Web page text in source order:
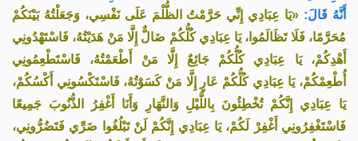
أَنَّهُ قَالَ: «يَا عِبَادِي إِنِّي حَرَّمْتُ الظُّلْمَ عَلَى نَفْسِي، وَجَعَلْتُهُ بَيْنَكُمْ
مُحَرَّمًا، فَلَا تَظَالَمُوا، يَا عِبَادِي كُلُّكُمْ ضَالٌّ إِلَّا مَنْ هَدَيْتُهُ، فَاسْتَهْدُونِي
أَهْدِكُمْ، يَا عِبَادِي كُلُّكُمْ جَائِعٌ إِلَّا مَنْ أَطْعَمْتُهُ، فَاسْتَطْعِمُونِي
أُطْعِمْكُمْ، يَا عِبَادِي كُلُّكُمْ عَارٍ إِلَّا مَنْ كَسَوْتُهُ، فَاسْتَكْسُونِي أَكْسُكُمْ،
يَا عِبَادِي إِنَّكُمْ تُخْطِئُونَ بِاللَّيْلِ وَالنَّهَارِ وَأَنَا أَغْفِرُ الذُّنُوبَ جَمِيعًا
فَاسْتَغْفِرُونِي أَغْفِرْ لَكُمْ، يَا عِبَادِي إِنَّكُمْ لَنْ تَبْلُغُوا ضَرِّي فَتَضُرُّونِي،